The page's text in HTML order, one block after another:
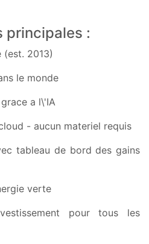
principales :
(est. 2013)
le monde
a l\'IA
- aucun materiel requis
tableau de bord des gains
verte
pour tous les